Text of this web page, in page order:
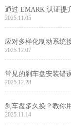
通过 EMARK 认证提
察
2025.11.05
应对多样化制动系统
车型兼容性的工程逻辑
2025.12.07
常见的刹车盘安装错
2025.12.28
刹车盘多久换？教你
2025.11.14